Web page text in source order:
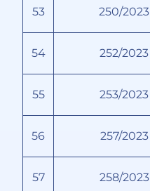
53 250/2023
54 252/2023
55 253/2023
56 257/2023
57 258/2023